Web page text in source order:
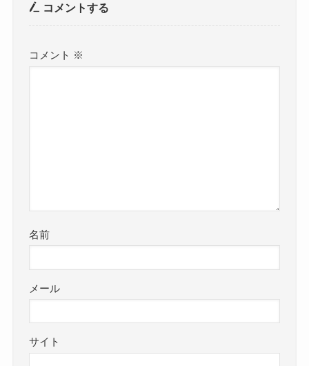
コメントする
コメント ※
名前
メール
サイト